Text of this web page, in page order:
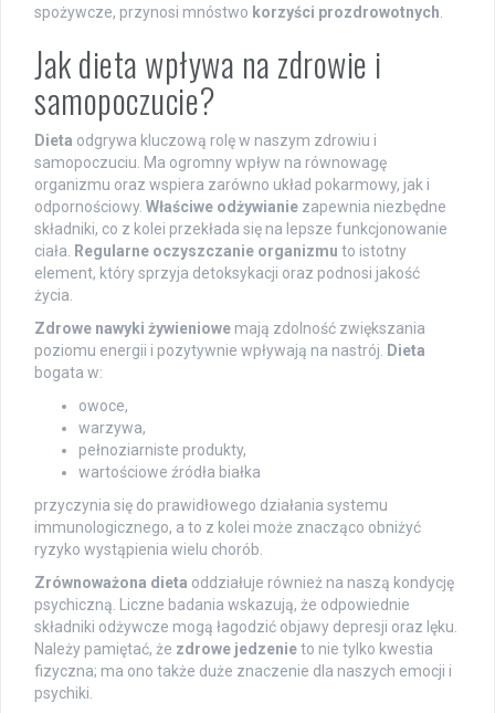
spożywcze, przynosi mnóstwo korzyści prozdrowotnych
Jak dieta wpływa na zdrowie i
samopoczucie?
Dieta odgrywa kluczową rolę w naszym zdrowiu i
samopoczuciu. Ma ogromny wpływ na równowagę
organizmu oraz wspiera zarówno układ pokarmowy, jak i
odpornościowy. Właściwe odżywianie zapewnia niezbędne
składniki, co z kolei przekłada się na lepsze funkcjonowanie
ciała. Regularne oczyszczanie organizmu to istotny
element, który sprzyja detoksykacji oraz podnosi jakość
życia.
Zdrowe nawyki żywieniowe mają zdolność zwiększania
poziomu energii i pozytywnie wpływają na nastrój. Dieta
bogata w:
owoce,
warzywa,
pełnoziarniste produkty,
wartościowe źródła białka
przyczynia się do prawidłowego działania systemu
immunologicznego, a to z kolei może znacząco obniżyć
ryzyko wystąpienia wielu chorób.
Zrównoważona dieta oddziałuje również na naszą kondycję
psychiczną. Liczne badania wskazują, że odpowiednie
składniki odżywcze mogą łagodzić objawy depresji oraz lęku.
Należy pamiętać, że zdrowe jedzenieto nie tylko kwestia
fizyczna; ma ono także duże znaczenie dla naszych emocji i
psychiki.